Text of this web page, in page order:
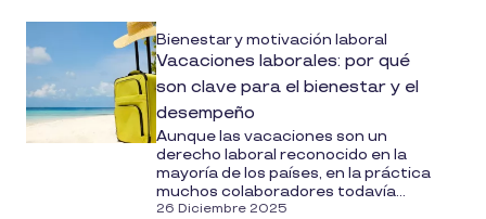
Bienestar y motivación laboral
Vacaciones laborales: por qué
son clave para el bienestar y el
desempeño
Aunque las vacaciones son un
derecho laboral reconocido en la
mayoría de los países, en la práctica
muchos colaboradores todavía...
26 Diciembre 2025